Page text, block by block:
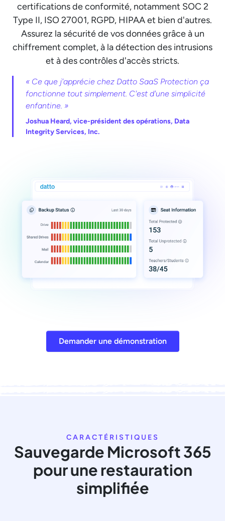
certifications de conformité, notamment SOC 2
Type II, ISO 27001, RGPD, HIPAA et bien d'autres.
Assurez la sécurité de vos données grâce à un
chiffrement complet, à la détection des intrusions
et à des contrôles d'accès stricts.
« Ce que j'apprécie chez Datto SaaS Protection ça
fonctionne tout simplement. C'est d'une simplicité
enfantine. »
Joshua Heard, vice-président des opérations, Data
Integrity Services, Inc.
Demander une démonstration
CARACTÉRISTIQUES
Sauvegarde Microsoft 365
pour une restauration
simplifiée